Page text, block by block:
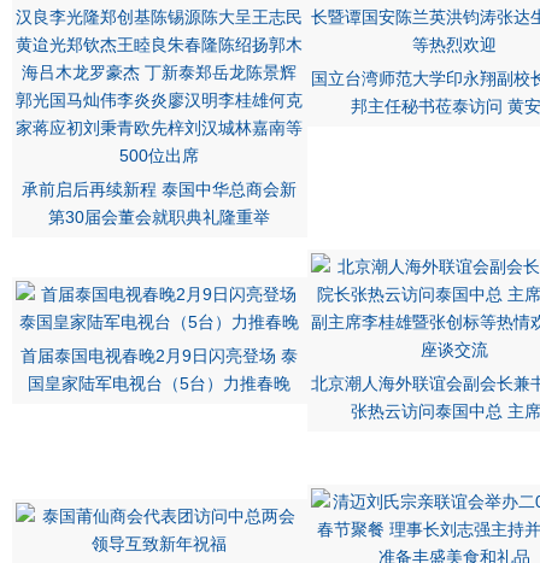
承前启后再续新程 泰国中华总商会新
第30届会董会就职典礼隆重举
国立台湾师范大学印永翔副校
邦主任秘书莅泰访问 黄
首届泰国电视春晚2月9日闪亮登场 泰
国皇家陆军电视台（5台）力推春晚
北京潮人海外联谊会副会长兼
张热云访问泰国中总 主